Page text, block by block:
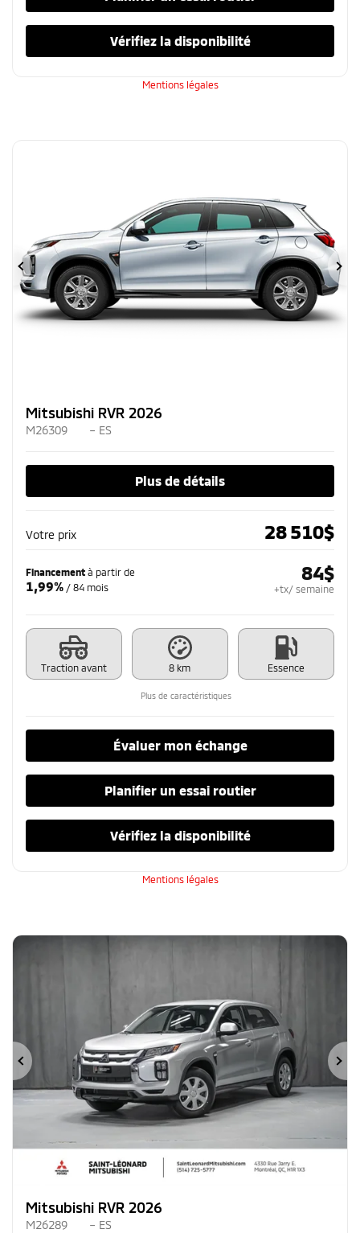
Vérifiez la disponibilité
Mentions légales
Précédent
Mitsubishi RVR 2026
M26309 – ES
Plus de détails
Votre prix 28 510$
Financement à partir de
1,99% / 84 mois
84$
+tx/ semaine
Traction avant 8 km Essence
Plus de caractéristiques
Évaluer mon échange
Planifier un essai routier
Vérifiez la disponibilité
Mentions légales
Précédent
Mitsubishi RVR 2026
M26289 – ES